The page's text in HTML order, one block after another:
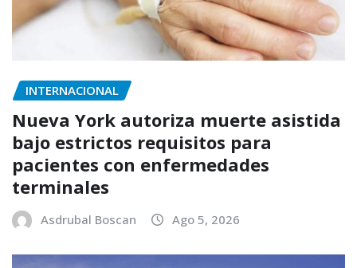
INTERNACIONAL
Nueva York autoriza muerte asistida
bajo estrictos requisitos para
pacientes con enfermedades
terminales
Asdrubal Boscan Ago 5, 2026